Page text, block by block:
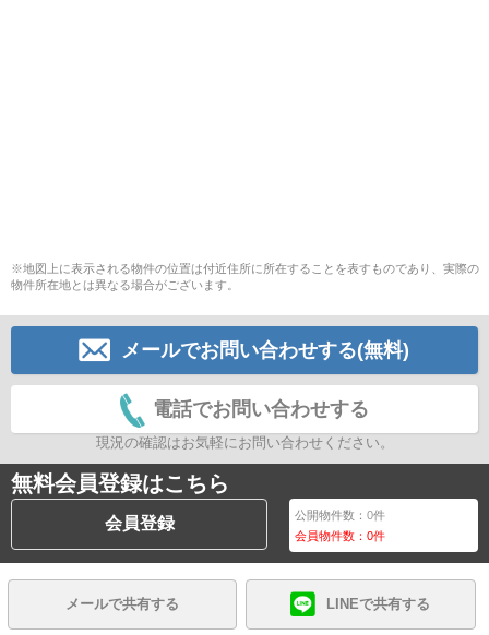
※地図上に表示される物件の位置は付近住所に所在することを表すものであり、実際の
物件所在地とは異なる場合がございます。
メールでお問い合わせする(無料)
電話でお問い合わせする
現況の確認はお気軽にお問い合わせください。
無料会員登録はこちら
会員登録 公開物件数：0件
会員物件数：0件
メールで共有する LINEで共有する